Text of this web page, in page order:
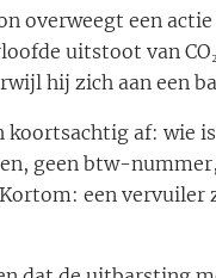
overweegt een
uitstoot van
hij zich aan een
af: wie
geen btw-
een